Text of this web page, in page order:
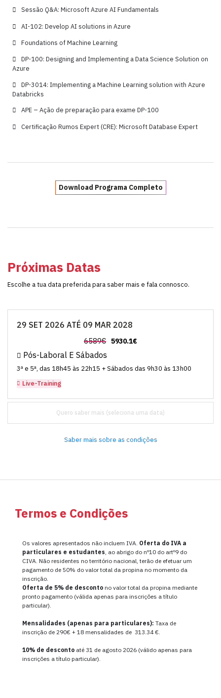
Sessão Q&A: Microsoft Azure AI Fundamentals
AI-102: Develop AI solutions in Azure
Foundations of Machine Learning
DP-100: Designing and Implementing a Data Science Solution on
Azure
DP-3014: Implementing a Machine Learning solution with Azure
Databricks
APE – Ação de preparação para exame DP-100
Certificação Rumos Expert (CRE): Microsoft Database Expert
Download Programa Completo
Próximas Datas
Escolhe a tua data preferida para saber mais e fala connosco.
29 SET 2026 ATÉ 09 MAR 2028
6589€ 5930.1€
Pós-Laboral E Sábados
3ª e 5ª, das 18h45 às 22h15 + Sábados das 9h30 às 13h00
Live-Training
Quero saber mais
Saber mais sobre as condições
Termos e Condições
Os valores apresentados não incluem IVA. Oferta do IVA a
particulares e estudantes , ao abrigo do nº10 do artº9 do
CIVA. Não residentes no território nacional, terão de efetuar um
pagamento de 50% do valor total da propina no momento da
inscrição.
Oferta de 5% de desconto no valor total da propina mediante
pronto pagamento (válida apenas para inscrições a título
particular).
Mensalidades (apenas para particulares): Taxa de
inscrição de 290€ + 18 mensalidades de 313.34 €.
10% de desconto até 31 de agosto 2026 (válido apenas para
inscrições a título particular).